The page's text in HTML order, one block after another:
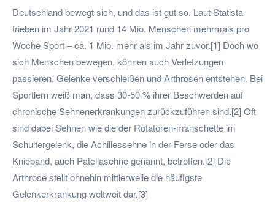
Deutschland bewegt sich, und das ist gut so. Laut Statista
trieben im Jahr 2021 rund 14 Mio. Menschen mehrmals pro
Woche Sport – ca. 1 Mio. mehr als im Jahr zuvor.[1] Doch wo
sich Menschen bewegen, können auch Verletzungen
passieren, Gelenke verschleißen und Arthrosen entstehen. Bei
Sportlern weiß man, dass 30-50 % ihrer Beschwerden auf
chronische Sehnenerkrankungen zurückzuführen sind.[2] Oft
sind dabei Sehnen wie die der Rotatoren-manschette im
Schultergelenk, die Achillessehne in der Ferse oder das
Knieband, auch Patellasehne genannt, betroffen.[2] Die
Arthrose stellt ohnehin mittlerweile die häufigste
Gelenkerkrankung weltweit dar.[3]